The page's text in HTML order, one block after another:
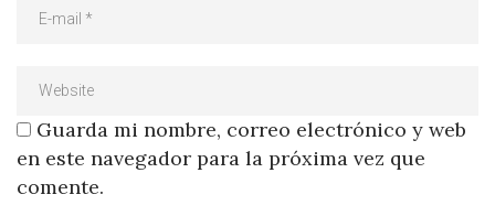
Guarda mi nombre, correo electrónico y web
en este navegador para la próxima vez que
comente.